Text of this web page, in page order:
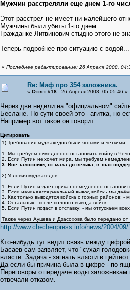
Мужчин расстреляли еще днем 1-го
Этот расстрел не имеет ни малейшего
Мужчины были убиты 1-го днем.
Гражданке Литвинович стыдно этого не
Теперь подробнее про ситуацию с водой...
« Последнее редактирование: 26 Апреля 2008,
Re: Миф про 354 заложника.
« Ответ #18 :26 Апреля 2008, 05:05:46 »
Через две недели на "официальном"
Беслане. По сути своей это - агитка, но
Например вот такое он говорит:
Цитировать
1) Требования муджахедов были ясными и чёткими:
1. Мы требуем немедленно остановить войну в
2. Если Путин не хочет мира, мы требуем
3. Все заложники, от мала до велика, в знак
2) Условия муджахедов:
1. Если Путин издаёт приказ немедленно
2. Если начинается реальный вывод войск;- мы даём
3. Как только выводятся войска с горных районов; -
4. Остальных - после полного вывода войск.
5. Если Путин подаст в отставку; - мы отпускаем
Также через Аушева и Дзасохова было передано
http://www.chechenpress.info/news/2004/
Кто-нибудь тут видит связь между
Басаев сам заявляет, что "сухая
власти. Задача - загнать власти в
Да если бы причина была в цифре - по
Переговоры о передаче воды
отвечали отказом.